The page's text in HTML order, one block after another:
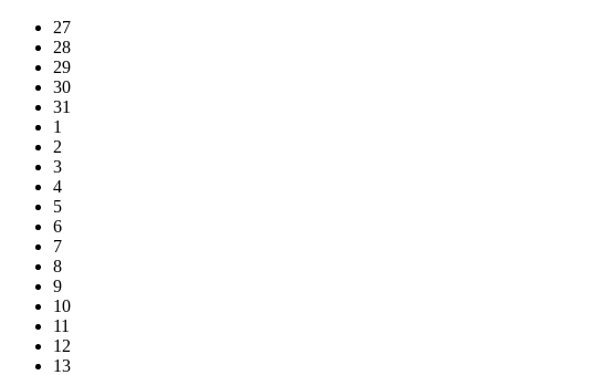
27
28
29
30
31
1
2
3
4
5
6
7
8
9
10
11
12
13